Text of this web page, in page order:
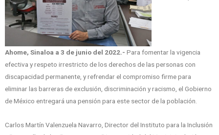
Ahome, Sinaloa a 3 de junio del 2022.- Para fomentar la vigencia
efectiva y respeto irrestricto de los derechos de las personas con
discapacidad permanente, y refrendar el compromiso firme para
eliminar las barreras de exclusión, discriminación y racismo, el Gobierno
de México entregará una pensión para este sector de la población.
Carlos Martín Valenzuela Navarro, Director del Instituto para la Inclusión